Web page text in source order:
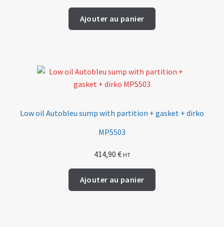
Ajouter au panier
Low oil Autobleu sump with partition + gasket + dirko
MP5503
414,90 € HT
Ajouter au panier